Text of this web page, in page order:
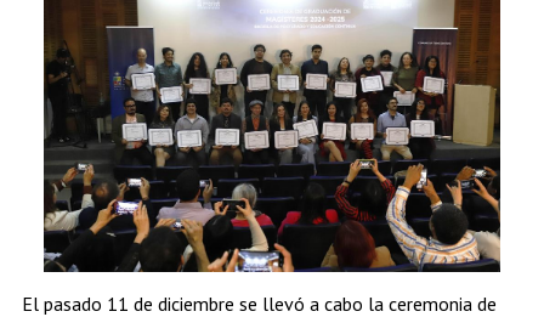
Académicos Egresados
El pasado 11 de diciembre se llevó a cabo la ceremonia de